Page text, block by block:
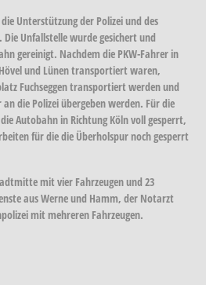
Unterstützung der Polizei und des
Unfallstelle wurde gesichert und
gereinigt. Nachdem die PKW-Fahrer in
und Lünen transportiert waren,
Fuchseggen transportiert werden und
an die Polizei übergeben werden. Für die
Autobahn in Richtung Köln voll gesperrt,
für die die Überholspur noch gesperrt
mit vier Fahrzeugen und 23
aus Werne und Hamm, der Notarzt
mit mehreren Fahrzeugen.